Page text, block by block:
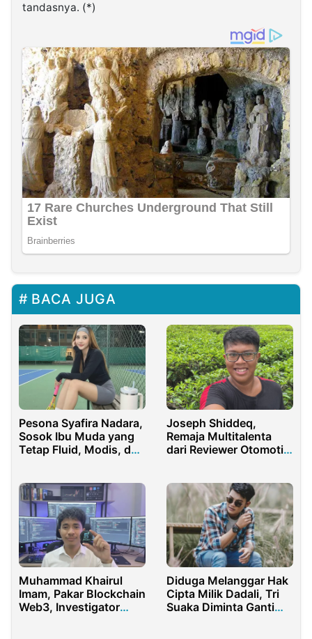
tandasnya. (*)
BACA JUGA
Pesona Syafira Nadara,
Sosok Ibu Muda yang
Tetap Fluid, Modis, dan
Joseph Shiddeq,
Remaja Multitalenta
dari Reviewer Otomotif
Muhammad Khairul
Imam, Pakar Blockchain
Web3, Investigator
Diduga Melanggar Hak
Cipta Milik Dadali, Tri
Suaka Diminta Ganti